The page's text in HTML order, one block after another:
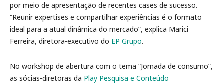
por meio de apresentação de recentes cases de sucesso.
“Reunir expertises e compartilhar experiências é o formato
ideal para a atual dinâmica do mercado”, explica Marici
Ferreira, diretora-executivo do EP Grupo.
No workshop de abertura com o tema “Jornada de consumo”,
as sócias-diretoras da Play Pesquisa e Conteúdo